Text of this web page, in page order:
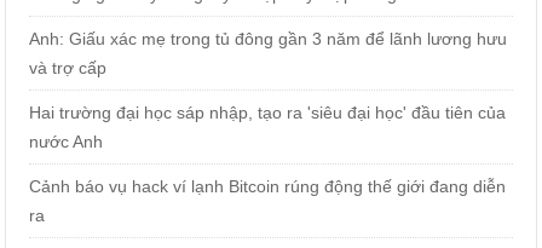
Anh: Giấu xác mẹ trong tủ đông gần 3 năm để lãnh lương hưu
và trợ cấp
Hai trường đại học sáp nhập, tạo ra 'siêu đại học' đầu tiên của
nước Anh
Cảnh báo vụ hack ví lạnh Bitcoin rúng động thế giới đang diễn
ra